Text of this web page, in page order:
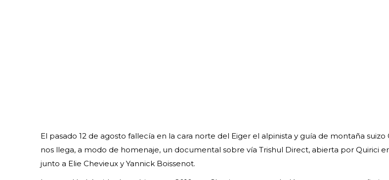
El pasado 12 de agosto fallecía en la cara norte del Eiger el alpinista y guía de montaña suizo
nos llega, a modo de homenaje, un documental sobre vía Trishul Direct, abierta por Quirici
junto a Elie Chevieux y Yannick Boissenot.